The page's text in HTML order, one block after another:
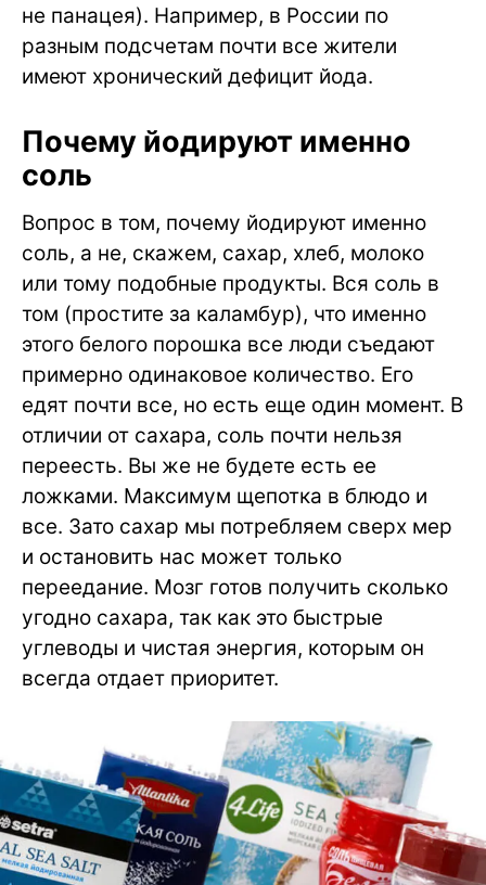
не панацея). Например, в России по
разным подсчетам почти все жители
имеют хронический дефицит йода.
Почему йодируют именно
соль
Вопрос в том, почему йодируют именно
соль, а не, скажем, сахар, хлеб, молоко
или тому подобные продукты. Вся соль в
том (простите за каламбур), что именно
этого белого порошка все люди съедают
примерно одинаковое количество. Его
едят почти все, но есть еще один момент. В
отличии от сахара, соль почти нельзя
переесть. Вы же не будете есть ее
ложками. Максимум щепотка в блюдо и
все. Зато сахар мы потребляем сверх мер
и остановить нас может только
переедание. Мозг готов получить сколько
угодно сахара, так как это быстрые
углеводы и чистая энергия, которым он
всегда отдает приоритет.